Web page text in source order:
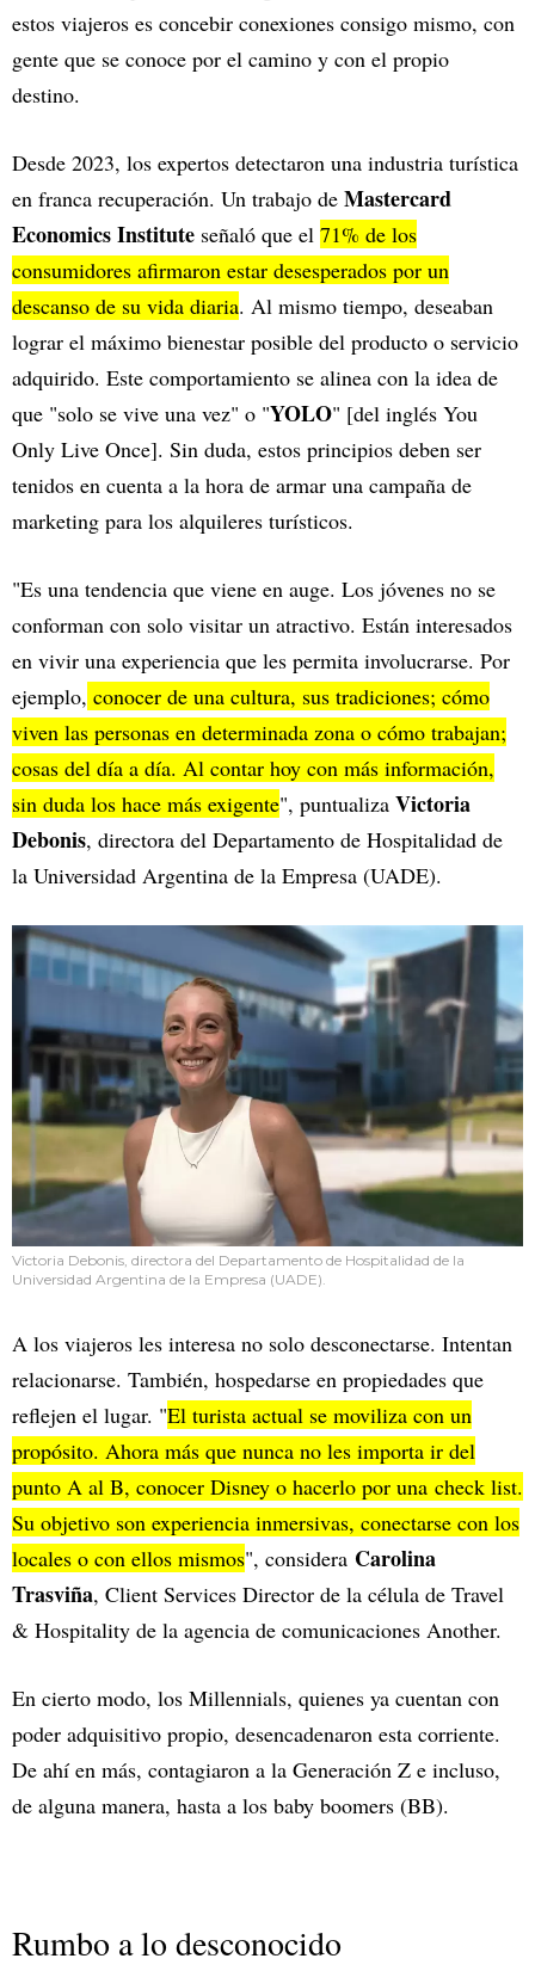
estos viajeros es concebir conexiones consigo mismo, con
gente que se conoce por el camino y con el propio
destino.
Desde 2023, los expertos detectaron una industria turística
en franca recuperación. Un trabajo de Mastercard
Economics Institute señaló que el 71% de los
consumidores afirmaron estar desesperados por un
descanso de su vida diaria. Al mismo tiempo, deseaban
lograr el máximo bienestar posible del producto o servicio
adquirido. Este comportamiento se alinea con la idea de
que "solo se vive una vez" o "YOLO" [del inglés You
Only Live Once]. Sin duda, estos principios deben ser
tenidos en cuenta a la hora de armar una campaña de
marketing para los alquileres turísticos.
"Es una tendencia que viene en auge. Los jóvenes no se
conforman con solo visitar un atractivo. Están interesados
en vivir una experiencia que les permita involucrarse. Por
ejemplo, conocer de una cultura, sus tradiciones; cómo
viven las personas en determinada zona o cómo trabajan;
cosas del día a día. Al contar hoy con más información,
sin duda los hace más exigente", puntualiza Victoria
Debonis, directora del Departamento de Hospitalidad de
la Universidad Argentina de la Empresa (UADE).
Victoria Debonis, directora del Departamento de Hospitalidad de la
Universidad Argentina de la Empresa (UADE).
A los viajeros les interesa no solo desconectarse. Intentan
relacionarse. También, hospedarse en propiedades que
reflejen el lugar. "El turista actual se moviliza con un
propósito. Ahora más que nunca no les importa ir del
punto A al B, conocer Disney o hacerlo por una check list.
Su objetivo son experiencia inmersivas, conectarse con los
locales o con ellos mismos", considera Carolina
Trasviña, Client Services Director de la célula de Travel
& Hospitality de la agencia de comunicaciones Another.
En cierto modo, los Millennials, quienes ya cuentan con
poder adquisitivo propio, desencadenaron esta corriente.
De ahí en más, contagiaron a la Generación Z e incluso,
de alguna manera, hasta a los baby boomers (BB).
Rumbo a lo desconocido